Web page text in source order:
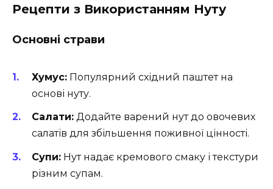
Рецепти з Використанням Нуту
Основні страви
Хумус: Популярний східний паштет на
основі нуту.
Салати: Додайте варений нут до овочевих
салатів для збільшення поживної цінності.
Супи: Нут надає кремового смаку і текстури
різним супам.